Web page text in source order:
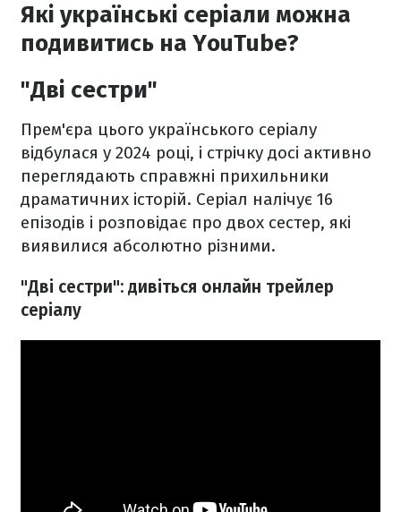
Які українські серіали можна
подивитись на YouTube?
"Дві сестри"
Прем'єра цього українського серіалу
відбулася у 2024 році, і стрічку досі активно
переглядають справжні прихильники
драматичних історій. Серіал налічує 16
епізодів і розповідає про двох сестер, які
виявилися абсолютно різними.
"Дві сестри": дивіться онлайн трейлер
серіалу